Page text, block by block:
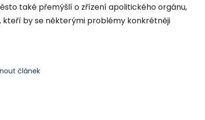
také přemýšlí o zřízení apolitického orgánu,
by se některými problémy konkrétněji
článek